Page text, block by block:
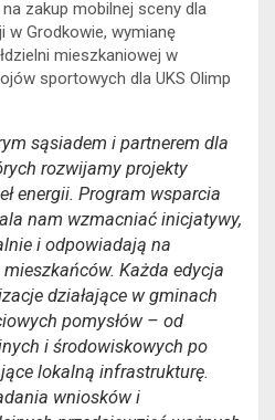
zakup mobilnej sceny dla
w Grodkowie, wymianę
mieszkaniowej w
sportowych dla UKS Olimp
sąsiadem i partnerem dla
rozwijamy projekty
energii. Program wsparcia
nam wzmacniać inicjatywy,
i odpowiadają na
Każda edycja
działające w gminach
pomysłów – od
i środowiskowych po
lokalną infrastrukturę.
wniosków i